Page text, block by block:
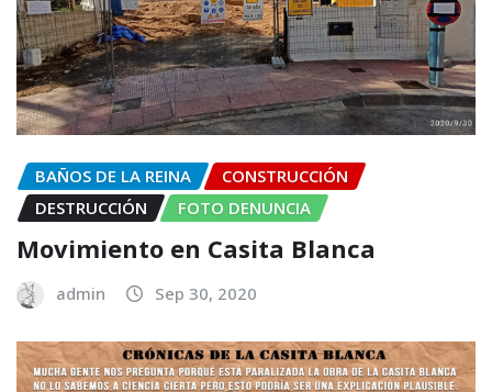
BAÑOS DE LA REINA
CONSTRUCCIÓN
DESTRUCCIÓN
FOTO DENUNCIA
Movimiento en Casita Blanca
admin Sep 30, 2020